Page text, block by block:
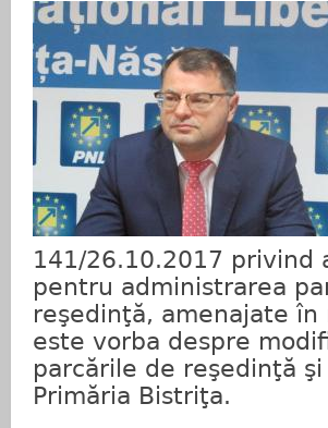
141/26.10.2017 privind
pentru administrarea
reşedinţă, amenajate
este vorba despre
parcările de reşedinţă
Primăria Bistriţa.